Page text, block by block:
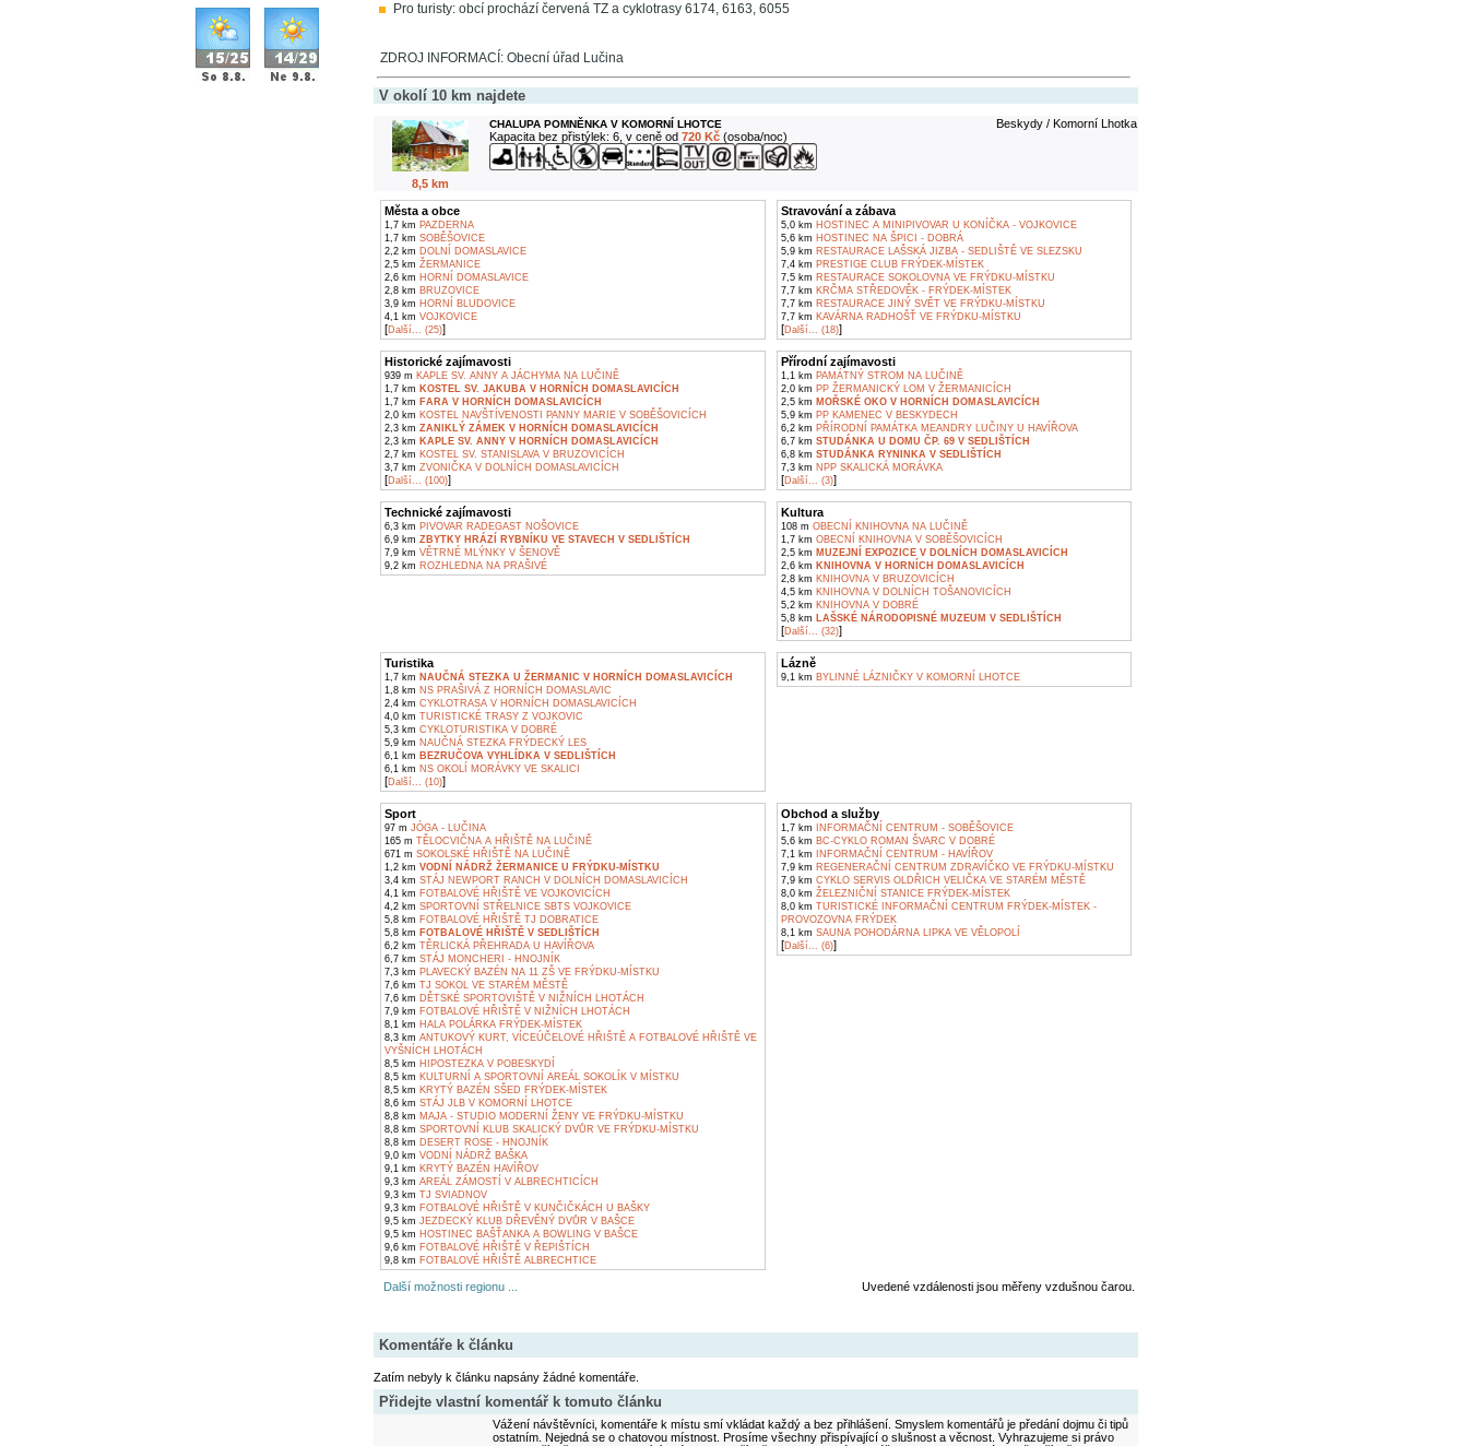
Pro turisty: obcí prochází červená TZ a cyklotrasy 6174, 6163, 6055
ZDROJ INFORMACÍ: Obecní úřad Lučina
V okolí 10 km najdete
8,5 km
CHALUPA POMNĚNKA V KOMORNÍ LHOTCE
Beskydy / Komorní Lhotka
Kapacita bez přistýlek: 6, v ceně od 720 Kč(osoba/noc)
Města a obce
1,7 km PAZDERNA
1,7 km SOBĚŠOVICE
2,2 km DOLNÍ DOMASLAVICE
2,5 km ŽERMANICE
2,6 km HORNÍ DOMASLAVICE
2,8 km BRUZOVICE
3,9 km HORNÍ BLUDOVICE
4,1 km VOJKOVICE
[Další... (25)]
Stravování a zábava
5,0 km HOSTINEC A MINIPIVOVAR U KONÍČKA - VOJKOVICE
5,6 km HOSTINEC NA ŠPICI - DOBRÁ
5,9 km RESTAURACE LAŠSKÁ JIZBA - SEDLIŠTĚ VE SLEZSKU
7,4 km PRESTIGE CLUB FRÝDEK-MÍSTEK
7,5 km RESTAURACE SOKOLOVNA VE FRÝDKU-MÍSTKU
7,7 km KRČMA STŘEDOVĚK - FRÝDEK-MÍSTEK
7,7 km RESTAURACE JINÝ SVĚT VE FRÝDKU-MÍSTKU
7,7 km KAVÁRNA RADHOŠŤ VE FRÝDKU-MÍSTKU
[Další... (18)]
Historické zajímavosti
939 m KAPLE SV. ANNY A JÁCHYMA NA LUČINĚ
1,7 km KOSTEL SV. JAKUBA V HORNÍCH DOMASLAVICÍCH
1,7 km FARA V HORNÍCH DOMASLAVICÍCH
2,0 km KOSTEL NAVŠTÍVENOSTI PANNY MARIE V SOBĚŠOVICÍCH
2,3 km ZANIKLÝ ZÁMEK V HORNÍCH DOMASLAVICÍCH
2,3 km KAPLE SV. ANNY V HORNÍCH DOMASLAVICÍCH
2,7 km KOSTEL SV. STANISLAVA V BRUZOVICÍCH
3,7 km ZVONIČKA V DOLNÍCH DOMASLAVICÍCH
[Další... (100)]
Přírodní zajímavosti
1,1 km PAMÁTNÝ STROM NA LUČINĚ
2,0 km PP ŽERMANICKÝ LOM V ŽERMANICÍCH
2,5 km MOŘSKÉ OKO V HORNÍCH DOMASLAVICÍCH
5,9 km PP KAMENEC V BESKYDECH
6,2 km PŘÍRODNÍ PAMÁTKA MEANDRY LUČINY U HAVÍŘOVA
6,7 km STUDÁNKA U DOMU ČP. 69 V SEDLIŠTÍCH
6,8 km STUDÁNKA RYNINKA V SEDLIŠTÍCH
7,3 km NPP SKALICKÁ MORÁVKA
[Další... (3)]
Technické zajímavosti
6,3 km PIVOVAR RADEGAST NOŠOVICE
6,9 km ZBYTKY HRÁZÍ RYBNÍKU VE STAVECH V SEDLIŠTÍCH
7,9 km VĚTRNÉ MLÝNKY V ŠENOVĚ
9,2 km ROZHLEDNA NA PRAŠIVÉ
Kultura
108 m OBECNÍ KNIHOVNA NA LUČINĚ
1,7 km OBECNÍ KNIHOVNA V SOBĚŠOVICÍCH
2,5 km MUZEJNÍ EXPOZICE V DOLNÍCH DOMASLAVICÍCH
2,6 km KNIHOVNA V HORNÍCH DOMASLAVICÍCH
2,8 km KNIHOVNA V BRUZOVICÍCH
4,5 km KNIHOVNA V DOLNÍCH TOŠANOVICÍCH
5,2 km KNIHOVNA V DOBRÉ
5,8 km LAŠSKÉ NÁRODOPISNÉ MUZEUM V SEDLIŠTÍCH
[Další... (32)]
Turistika
1,7 km NAUČNÁ STEZKA U ŽERMANIC V HORNÍCH DOMASLAVICÍCH
1,8 km NS PRAŠIVÁ Z HORNÍCH DOMASLAVIC
2,4 km CYKLOTRASA V HORNÍCH DOMASLAVICÍCH
4,0 km TURISTICKÉ TRASY Z VOJKOVIC
5,3 km CYKLOTURISTIKA V DOBRÉ
5,9 km NAUČNÁ STEZKA FRÝDECKÝ LES
6,1 km BEZRUČOVA VYHLÍDKA V SEDLIŠTÍCH
6,1 km NS OKOLÍ MORÁVKY VE SKALICI
[Další... (10)]
Lázně
9,1 km BYLINNÉ LÁZNIČKY V KOMORNÍ LHOTCE
Sport
97 m JÓGA - LUČINA
165 m TĚLOCVIČNA A HŘIŠTĚ NA LUČINĚ
671 m SOKOLSKÉ HŘIŠTĚ NA LUČINĚ
1,2 km VODNÍ NÁDRŽ ŽERMANICE U FRÝDKU-MÍSTKU
3,4 km STÁJ NEWPORT RANCH V DOLNÍCH DOMASLAVICÍCH
4,1 km FOTBALOVÉ HŘIŠTĚ VE VOJKOVICÍCH
4,2 km SPORTOVNÍ STŘELNICE SBTS VOJKOVICE
5,8 km FOTBALOVÉ HŘIŠTĚ TJ DOBRATICE
5,8 km FOTBALOVÉ HŘIŠTĚ V SEDLIŠTÍCH
6,2 km TĚRLICKÁ PŘEHRADA U HAVÍŘOVA
6,7 km STÁJ MONCHERI - HNOJNÍK
7,3 km PLAVECKÝ BAZÉN NA 11 ZŠ VE FRÝDKU-MÍSTKU
7,6 km TJ SOKOL VE STARÉM MĚSTĚ
7,6 km DĚTSKÉ SPORTOVIŠTĚ V NIŽNÍCH LHOTÁCH
7,9 km FOTBALOVÉ HŘIŠTĚ V NIŽNÍCH LHOTÁCH
8,1 km HALA POLÁRKA FRÝDEK-MÍSTEK
8,3 km ANTUKOVÝ KURT, VÍCEÚČELOVÉ HŘIŠTĚ A FOTBALOVÉ HŘIŠTĚ VE
VYŠNÍCH LHOTÁCH
8,5 km HIPOSTEZKA V POBESKYDÍ
8,5 km KULTURNÍ A SPORTOVNÍ AREÁL SOKOLÍK V MÍSTKU
8,5 km KRYTÝ BAZÉN SŠED FRÝDEK-MÍSTEK
8,6 km STÁJ JLB V KOMORNÍ LHOTCE
8,8 km MAJA - STUDIO MODERNÍ ŽENY VE FRÝDKU-MÍSTKU
8,8 km SPORTOVNÍ KLUB SKALICKÝ DVŮR VE FRÝDKU-MÍSTKU
8,8 km DESERT ROSE - HNOJNÍK
9,0 km VODNÍ NÁDRŽ BAŠKA
9,1 km KRYTÝ BAZÉN HAVÍŘOV
9,3 km AREÁL ZÁMOSTÍ V ALBRECHTICÍCH
9,3 km TJ SVIADNOV
9,3 km FOTBALOVÉ HŘIŠTĚ V KUNČIČKÁCH U BAŠKY
9,5 km JEZDECKÝ KLUB DŘEVĚNÝ DVŮR V BAŠCE
9,5 km HOSTINEC BAŠŤANKA A BOWLING V BAŠCE
9,6 km FOTBALOVÉ HŘIŠTĚ V ŘEPIŠTÍCH
9,8 km FOTBALOVÉ HŘIŠTĚ ALBRECHTICE
Obchod a služby
1,7 km INFORMAČNÍ CENTRUM - SOBĚŠOVICE
5,6 km BC-CYKLO ROMAN ŠVARC V DOBRÉ
7,1 km INFORMAČNÍ CENTRUM - HAVÍŘOV
7,9 km REGENERAČNÍ CENTRUM ZDRAVÍČKO VE FRÝDKU-MÍSTKU
7,9 km CYKLO SERVIS OLDŘICH VELIČKA VE STARÉM MĚSTĚ
8,0 km ŽELEZNIČNÍ STANICE FRÝDEK-MÍSTEK
8,0 km TURISTICKÉ INFORMAČNÍ CENTRUM FRÝDEK-MÍSTEK -
PROVOZOVNA FRÝDEK
8,1 km SAUNA POHODÁRNA LIPKA VE VĚLOPOLÍ
[Další... (6)]
Další možnosti regionu ... Uvedené vzdálenosti jsou měřeny vzdušnou čarou.
Komentáře k článku
Zatím nebyly k článku napsány žádné komentáře.
Přidejte vlastní komentář k tomuto článku
Vážení návštěvníci, komentáře k místu smí vkládat každý a bez přihlášení. Smyslem komentářů je předání dojmu či tipů
ostatním. Nejedná se o chatovou místnost. Prosíme všechny přispívající o slušnost a věcnost. Vyhrazujeme si právo